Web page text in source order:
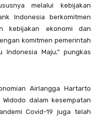
melalui kebijakan
Indonesia berkomitmen
kebijakan ekonomi dan
komitmen pemerintah
Maju,” pungkas
Airlangga Hartarto
dalam kesempatan
Covid-19 juga telah